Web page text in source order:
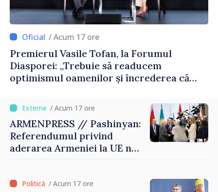
/ Acum 17 ore
Premierul Vasile Tofan, la Forumul
Diasporei: „Trebuie să readucem
optimismul oamenilor și încrederea că
corectă”
/ Acum 17 ore
ARMENPRESS // Pashinyan:
Referendumul privind
aderarea Armeniei la UE nu
/ Acum 17 ore